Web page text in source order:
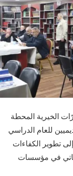
الخيرية المحطة
للعام الدراسي
إلى تطوير الكفاءات
في مؤسسات